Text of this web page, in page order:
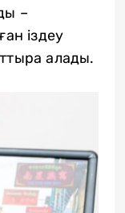
–
іздеу
алады.